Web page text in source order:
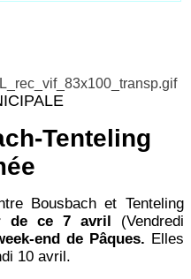
Tenteling
Bousbach et Tenteling
de ce 7 avril (Vendredi
end de Pâques. Elles
10 avril.